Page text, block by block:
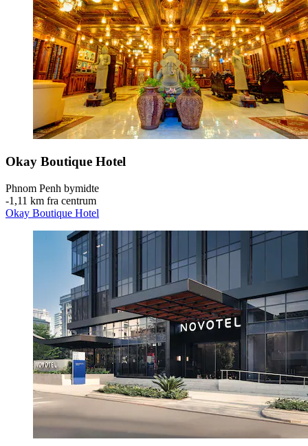
Okay Boutique Hotel
Phnom Penh bymidte
‐1,11 km fra centrum
Okay Boutique Hotel